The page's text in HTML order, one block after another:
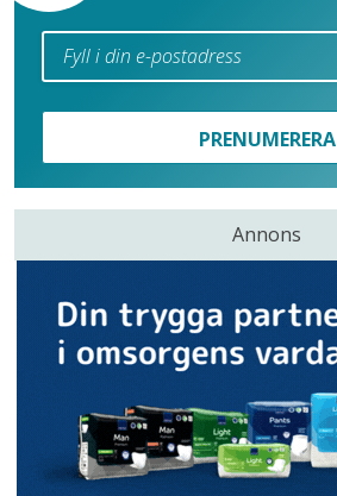
PRENUMERERA
Annons